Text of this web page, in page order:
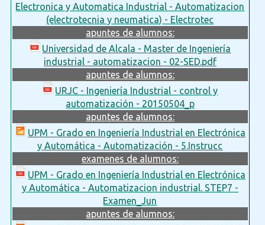
Electronica y Automatica Industrial - Automatizacion
(electrotecnia y neumatica) - Electrotec
apuntes de alumnos:
Universidad de Alcala - Master de Ingeniería
industrial - automatizacion - 02-SED.pdf
apuntes de alumnos:
URJC - Ingeniería Industrial - control y
automatización - 20150504_p
apuntes de alumnos:
UPM - Grado en Ingeniería Industrial en Electrónica
y Automática - Automatización - 5.Instrucc
examenes de alumnos:
UPM - Grado en Ingeniería Industrial en Electrónica
y Automática - Automatizacion industrial. STEP7 -
Examen_Jun
apuntes de alumnos: